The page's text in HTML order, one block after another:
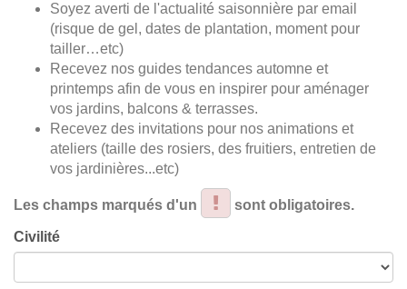
Soyez averti de l'actualité saisonnière par email
(risque de gel, dates de plantation, moment pour
tailler…etc)
Recevez nos guides tendances automne et
printemps afin de vous en inspirer pour aménager
vos jardins, balcons & terrasses.
Recevez des invitations pour nos animations et
ateliers (taille des rosiers, des fruitiers, entretien de
vos jardinières...etc)
Les champs marqués d'un sont obligatoires.
Civilité